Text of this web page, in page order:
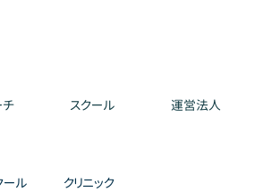
ール クリニック
チ スクール 運営法人